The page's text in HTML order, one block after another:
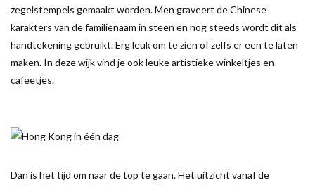
zegelstempels gemaakt worden. Men graveert de Chinese
karakters van de familienaam in steen en nog steeds wordt dit als
handtekening gebruikt. Erg leuk om te zien of zelfs er een te laten
maken. In deze wijk vind je ook leuke artistieke winkeltjes en
cafeetjes.
Dan is het tijd om naar de top te gaan. Het uitzicht vanaf de